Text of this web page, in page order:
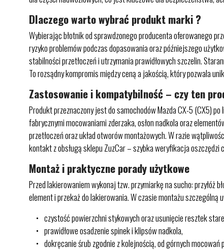
Dlaczego warto wybrać produkt marki ?
Wybierając błotnik od sprawdzonego producenta oferowanego
ryzyko problemów podczas dopasowania oraz późniejszego
stabilności przetłoczeń i utrzymania prawidłowych szczelin.
To rozsądny kompromis między ceną a jakością, który pozwala
Zastosowanie i kompatybilność – czy ten
Produkt przeznaczony jest do samochodów Mazda CX-5 (CX5)
fabrycznymi mocowaniami zderzaka, osłon nadkola oraz
przetłoczeń oraz układ otworów montażowych. W razie
kontakt z obsługą sklepu ZuzCar – szybka weryfikacja
Montaż i praktyczne porady użytkowe
Przed lakierowaniem wykonaj tzw. przymiarkę na sucho: przyłóż
element i przekaż do lakierowania. W czasie montażu szczególną
czystość powierzchni stykowych oraz usunięcie resztek
prawidłowe osadzenie spinek i klipsów nadkola,
dokręcanie śrub zgodnie z kolejnością, od górnych